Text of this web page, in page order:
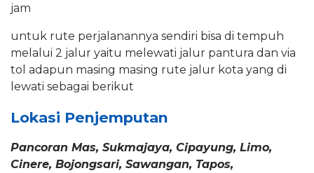
jam
untuk rute perjalanannya sendiri bisa di tempuh
melalui 2 jalur yaitu melewati jalur pantura dan via
tol adapun masing masing rute jalur kota yang di
lewati sebagai berikut
Lokasi Penjemputan
Pancoran Mas, Sukmajaya, Cipayung, Limo,
Cinere, Bojongsari, Sawangan, Tapos,